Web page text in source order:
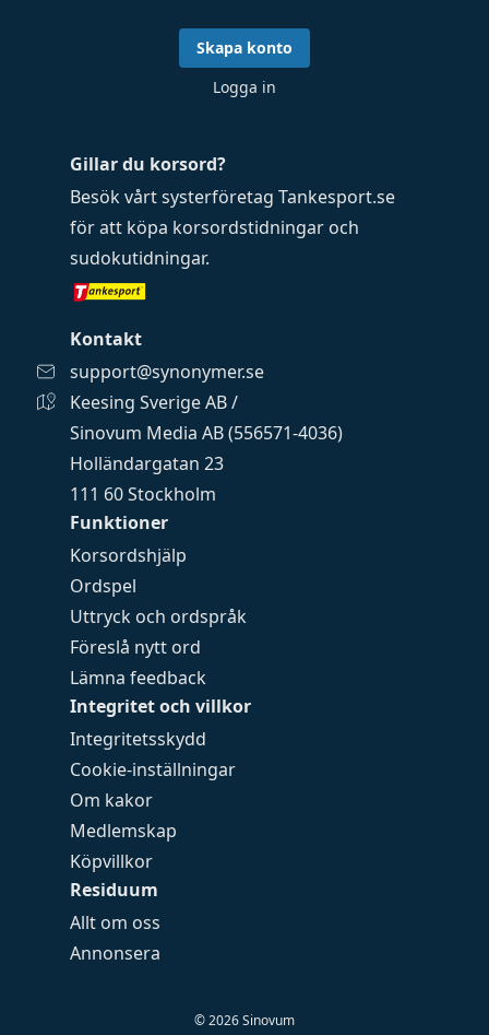
Funktioner
Korsordshjälp
Ordspel
Uttryck och ordspråk
Föreslå nytt ord
Lämna feedback
Integritet och villkor
Integritetsskydd
Cookie-inställningar
Om kakor
Medlemskap
Köpvillkor
Residuum
Allt om oss
Annonsera
Gillar du korsord?
Besök vårt systerföretag Tankesport.se
för att köpa korsordstidningar och
sudokutidningar.
Kontakt
support@synonymer.se
Keesing Sverige AB /
Sinovum Media AB (556571-4036)
Holländargatan 23
111 60 Stockholm
Skapa konto
Logga in
©2026Sinovum